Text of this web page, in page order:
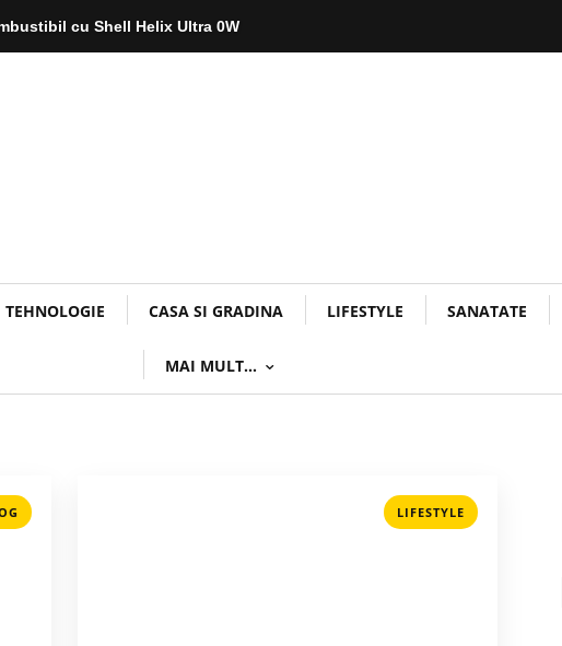
cu Shell Helix Ultra 0W
TEHNOLOGIE CASA SI GRADINA LIFESTYLE SANATATE
MAI MULT…
LIFESTYLE